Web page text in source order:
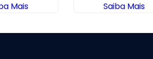
Mais Saiba Mais